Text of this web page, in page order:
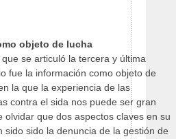
objeto de lucha
se articuló la tercera y última
fue la información como objeto de
la que la experiencia de las
contra el sida nos puede ser gran
olvidar que dos aspectos claves en su
sido sido la denuncia de la gestión de